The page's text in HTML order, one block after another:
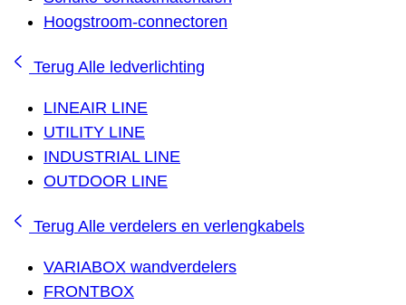
Hoogstroom-connectoren
Terug Alle ledverlichting
LINEAIR LINE
UTILITY LINE
INDUSTRIAL LINE
OUTDOOR LINE
Terug Alle verdelers en verlengkabels
VARIABOX wandverdelers
FRONTBOX